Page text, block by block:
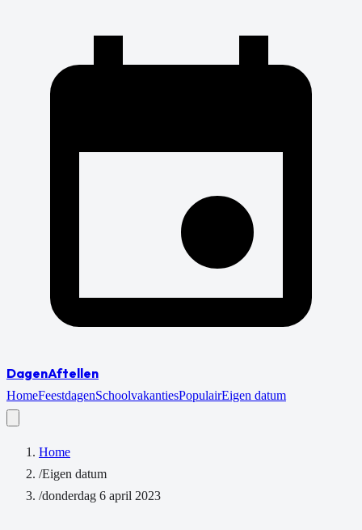
DagenAftellen
HomeFeestdagenSchoolvakantiesPopulairEigen datum
Home
/Eigen datum
/donderdag 6 april 2023